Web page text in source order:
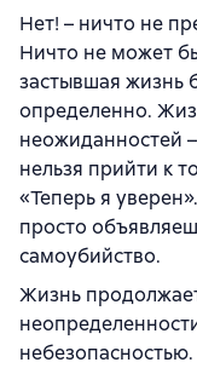
Нет! – ничто не
Ничто не может
застывшая жизнь
определенно.
неожиданностей
нельзя прийти к
«Теперь я
просто
самоубийство.
Жизнь
небезопасностью.